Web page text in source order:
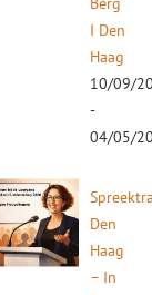
I Den
Haag
10/09/
-
04/05/
Den
Haag
– In